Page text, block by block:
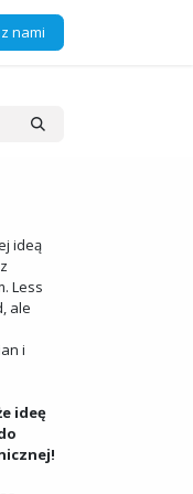
nami
ideą
Less
ale
i
ideę